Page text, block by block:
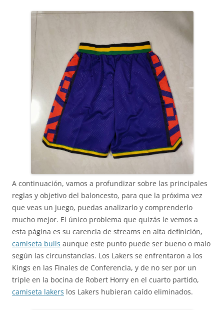
A continuación, vamos a profundizar sobre las principales
reglas y objetivo del baloncesto, para que la próxima vez
que veas un juego, puedas analizarlo y comprenderlo
mucho mejor. El único problema que quizás le vemos a
esta página es su carencia de streams en alta definición,
camiseta bulls aunque este punto puede ser bueno o malo
según las circunstancias. Los Lakers se enfrentaron a los
Kings en las Finales de Conferencia, y de no ser por un
triple en la bocina de Robert Horry en el cuarto partido,
camiseta lakers los Lakers hubieran caído eliminados.